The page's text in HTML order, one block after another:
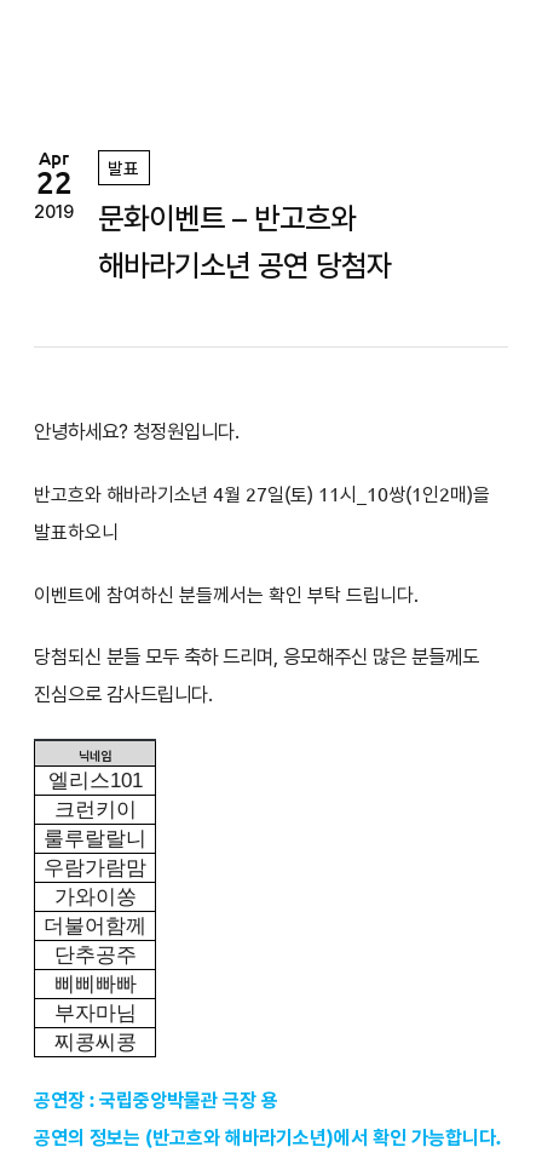
Apr
22
2019
발표
문화이벤트 – 반고흐와
해바라기소년 공연 당첨자
안녕하세요? 청정원입니다.
반고흐와 해바라기소년 4월 27일(토) 11시
_10쌍(1인2매)을
발표하오니
이벤트에 참여하신 분들께서는 확인 부탁 드립니다.
당첨되신 분들 모두 축하 드리며, 응모해주신 많은 분들께도
진심으로 감사드립니다.
닉네임
엘리스101
크런키이
룰루랄랄니
우람가람맘
가와이쏭
더불어함께
단추공주
삐삐빠빠
부자마님
찌콩씨콩
공연장 : 국립중앙박물관 극장 용
공연의 정보는 (반고흐와 해바라기소년)에서 확인 가능합니다.